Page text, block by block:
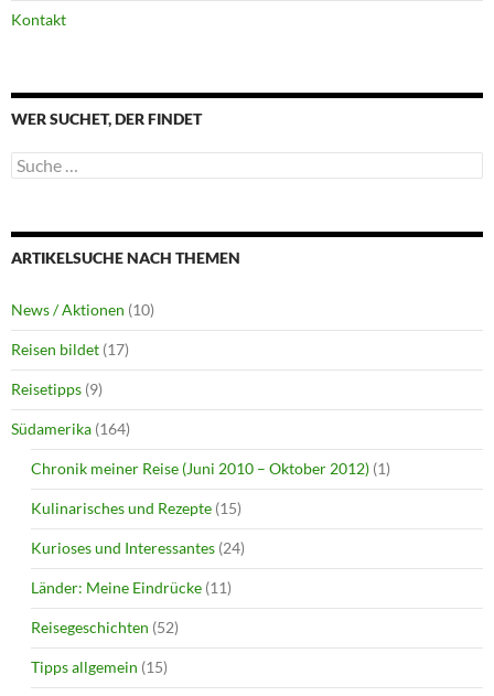
Kontakt
WER SUCHET, DER FINDET
Suche
nach:
ARTIKELSUCHE NACH THEMEN
News / Aktionen (10)
Reisen bildet (17)
Reisetipps (9)
Südamerika (164)
Chronik meiner Reise (Juni 2010 – Oktober 2012) (1)
Kulinarisches und Rezepte (15)
Kurioses und Interessantes (24)
Länder: Meine Eindrücke (11)
Reisegeschichten (52)
Tipps allgemein (15)